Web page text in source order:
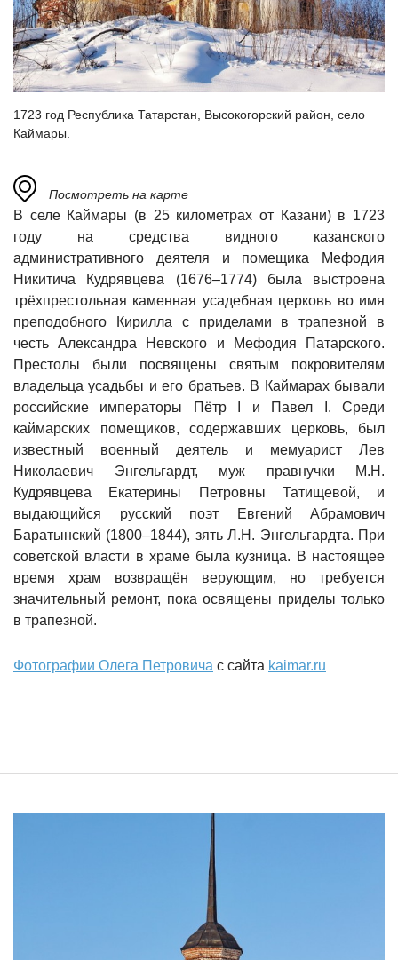
1723 год Республика Татарстан, Высокогорский район, село
Каймары.
Посмотреть на карте
В селе Каймары (в 25 километрах от Казани) в 1723
году на средства видного казанского
административного деятеля и помещика Мефодия
Никитича Кудрявцева (1676–1774) была выстроена
трёхпрестольная каменная усадебная церковь во имя
преподобного Кирилла с приделами в трапезной в
честь Александра Невского и Мефодия Патарского.
Престолы были посвящены святым покровителям
владельца усадьбы и его братьев. В Каймарах бывали
российские императоры Пётр I и Павел I. Среди
каймарских помещиков, содержавших церковь, был
известный военный деятель и мемуарист Лев
Николаевич Энгельгардт, муж правнучки М.Н.
Кудрявцева Екатерины Петровны Татищевой, и
выдающийся русский поэт Евгений Абрамович
Баратынский (1800–1844), зять Л.Н. Энгельгардта. При
советской власти в храме была кузница. В настоящее
время храм возвращён верующим, но требуется
значительный ремонт, пока освящены приделы только
в трапезной.
Фотографии Олега Петровича с сайта kaimar.ru